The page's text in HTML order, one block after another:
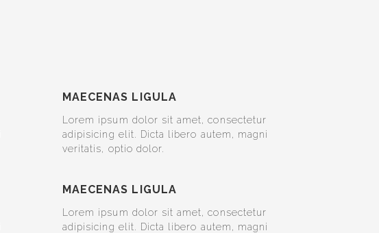
MAECENAS LIGULA
Lorem ipsum dolor sit amet, consectetur
adipisicing elit. Dicta libero autem, magni
veritatis, optio dolor.
MAECENAS LIGULA
Lorem ipsum dolor sit amet, consectetur
adipisicing elit. Dicta libero autem, magni